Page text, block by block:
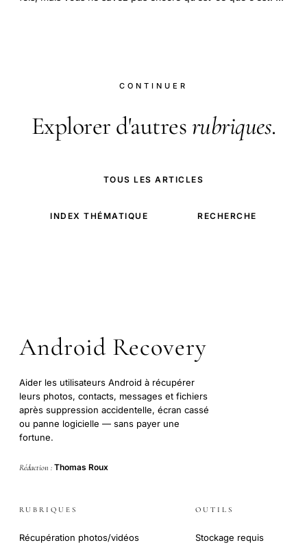
CONTINUER
Explorer d'autresrubriques.
TOUS LES ARTICLES
INDEX THÉMATIQUE RECHERCHE
Android Recovery
Aider les utilisateurs Android à récupérer
leurs photos, contacts, messages et fichiers
après suppression accidentelle, écran cassé
ou panne logicielle — sans payer une
fortune.
Rédaction : Thomas Roux
RUBRIQUES
Récupération photos/vidéos
OUTILS
Stockage requis